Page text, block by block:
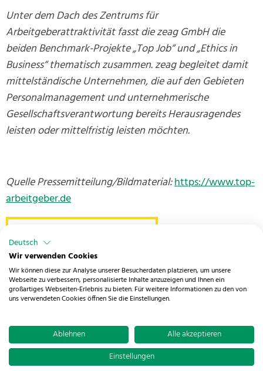
Unter dem Dach des Zentrums für
Arbeitgeberattraktivität fasst die zeag GmbH die
beiden Benchmark-Projekte „Top Job“ und „Ethics in
Business“ thematisch zusammen. zeag begleitet damit
mittelständische Unternehmen, die auf den Gebieten
Personalmanagement und unternehmerische
Gesellschaftsverantwortung bereits Herausragendes
leisten oder mittelfristig leisten möchten.
Quelle Pressemitteilung/Bildmaterial:https://www.top-
arbeitgeber.de
zurück zur Übersicht
© 2026 NOSTA Holding GmbH ·Buchenbrink 1
49086 Osnabrück·Impressum·Datenschutz·
Barrierefreiheitserklärung
Cookie Einstellungen ändern
Deutsch
Wir verwenden Cookies
Wir können diese zur Analyse unserer Besucherdaten platzieren, um unsere
Webseite zu verbessern, personalisierte Inhalte anzuzeigen und Ihnen ein
großartiges Webseiten-Erlebnis zu bieten. Für weitere Informationen zu den von
uns verwendeten Cookies öffnen Sie die Einstellungen.
Ablehnen
Alle akzeptieren
Einstellungen